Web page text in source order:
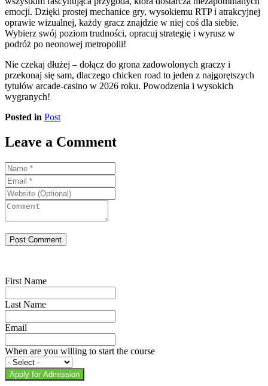
emocji. Dzięki prostej mechanice gry, wysokiemu RTP i atrakcyjnej
oprawie wizualnej, każdy gracz znajdzie w niej coś dla siebie.
Wybierz swój poziom trudności, opracuj strategię i wyrusz w
podróż po neonowej metropolii!
Nie czekaj dłużej – dołącz do grona zadowolonych graczy i
przekonaj się sam, dlaczego chicken road to jeden z najgorętszych
tytułów arcade-casino w 2026 roku. Powodzenia i wysokich
wygranych!
Posted in Post
Leave a Comment
First Name
Last Name
Email
When are you willing to start the course
Apply for Admission